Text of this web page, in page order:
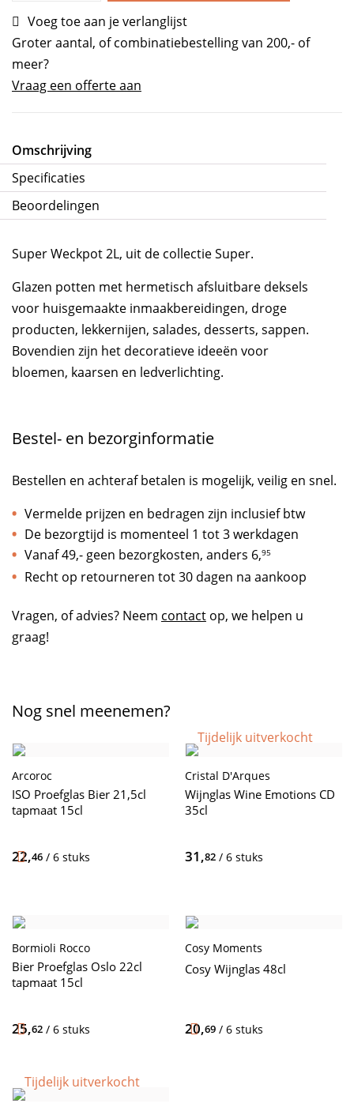
2L
Ø
8,5
cm
Voeg toe aan je verlanglijst
Groter aantal, of combinatiebestelling van 200,- of
meer?
Vraag een offerte aan
Omschrijving
Specificaties
Beoordelingen
Super Weckpot 2L, uit de collectie Super.
Glazen potten met hermetisch afsluitbare deksels
voor huisgemaakte inmaakbereidingen, droge
producten, lekkernijen, salades, desserts, sappen.
Bovendien zijn het decoratieve ideeën voor
bloemen, kaarsen en ledverlichting.
Bestel- en bezorginformatie
Bestellen en achteraf betalen is mogelijk, veilig en snel.
Vermelde prijzen en bedragen zijn inclusief btw
De bezorgtijd is momenteel 1 tot 3 werkdagen
Vanaf 49,- geen bezorgkosten, anders 6,95
Recht op retourneren tot 30 dagen na aankoop
Vragen, of advies? Neem contactop, we helpen u
graag!
Nog snel meenemen?
Arcoroc
ISO Proefglas Bier 21,5cl
tapmaat 15cl
22,46 / 6 stuks
Tijdelijk uitverkocht
Cristal D'Arques
Wijnglas Wine Emotions CD
35cl
31,82 / 6 stuks
Bormioli Rocco
Bier Proefglas Oslo 22cl
tapmaat 15cl
25,62 / 6 stuks
Cosy Moments
Cosy Wijnglas 48cl
20,69 / 6 stuks
Tijdelijk uitverkocht